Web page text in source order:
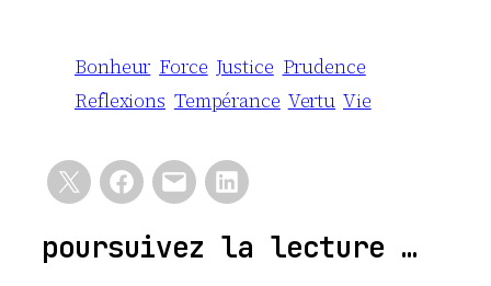
Bonheur Force Justice Prudence
Reflexions Tempérance Vertu Vie
poursuivez la lecture …